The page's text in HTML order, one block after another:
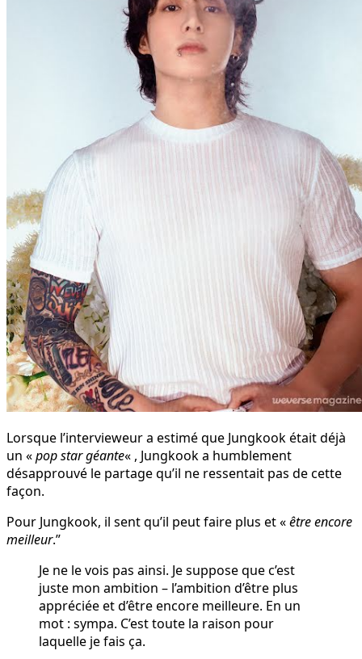
Lorsque l’intervieweur a estimé que Jungkook était déjà
un «pop star géante« , Jungkook a humblement
désapprouvé le partage qu’il ne ressentait pas de cette
façon.
Pour Jungkook, il sent qu’il peut faire plus et «être encore
meilleur.”
Je ne le vois pas ainsi. Je suppose que c’est
juste mon ambition – l’ambition d’être plus
appréciée et d’être encore meilleure. En un
mot : sympa. C’est toute la raison pour
laquelle je fais ça.